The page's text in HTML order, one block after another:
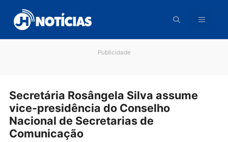
para
conteúdo
Secretária Rosângela Silva assume
vice-presidência do Conselho
Nacional de Secretarias de